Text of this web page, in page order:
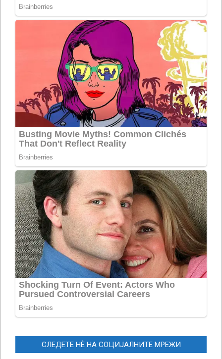
СЛЕДЕТЕ НЀ НА СОЦИЈАЛНИТЕ МРЕЖИ